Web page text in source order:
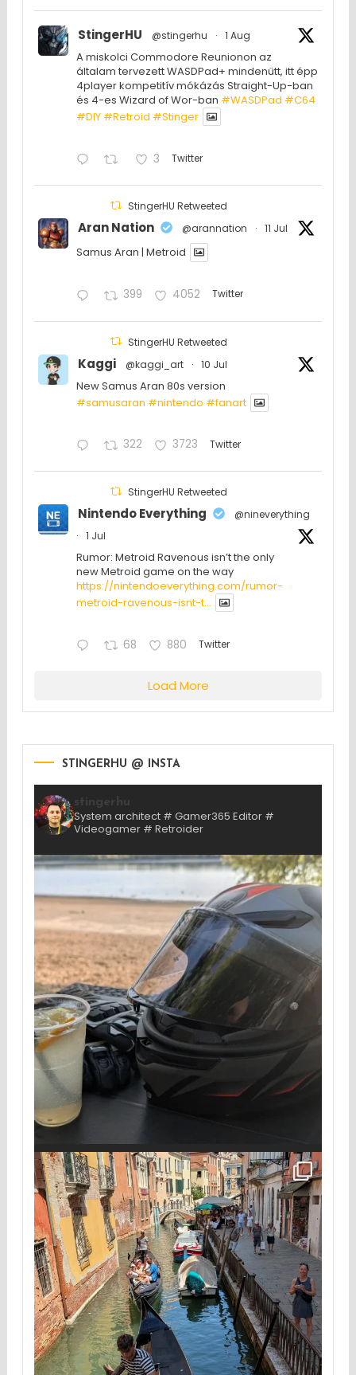
StingerHU @stingerhu · 1 Aug
A miskolci Commodore Reunionon az
általam tervezett WASDPad+ mindenütt, itt épp
4player kompetitív mókázás Straight-Up-ban
és 4-es Wizard of Wor-ban #WASDPad #C64
#DIY #Retroid #Stinger
3 Twitter
StingerHU Retweeted
Aran Nation @arannation · 11 Jul
Samus Aran | Metroid
399 4052 Twitter
StingerHU Retweeted
Kaggi @kaggi_art · 10 Jul
New Samus Aran 80s version
#samusaran #nintendo #fanartㅤㅤㅤㅤ
322 3723 Twitter
StingerHU Retweeted
Nintendo Everything
@nineverything
·
1 Jul
Rumor: Metroid Ravenous isn’t the only
new Metroid game on the way
https://nintendoeverything.com/rumor-
metroid-ravenous-isnt-t...
68 880 Twitter
Load More
STINGERHU @ INSTA
System architect # Gamer365 Editor #
Videogamer # Retroider